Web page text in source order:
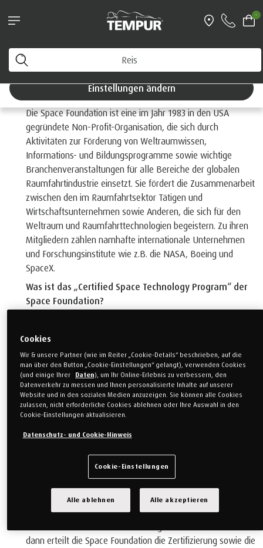
-
Topper-Aktion: 25 % auf Topper!
Sie sehen die Website von Schweiz in Deutsch. Sie
können Ihre Einstellungen jederzeit ändern.
Einstellungen ändern
Was ist die Space Foundation?
Die Space Foundation ist eine im Jahr 1983 in den USA
gegründete Non-Profit-Organisation, die sich durch
Aktivitäten zur Förderung von Weltraumwissen,
Informations- und Bildungsprogramme sowie wichtige
Branchenveranstaltungen für alle Bereiche der globalen
Raumfahrtindustrie einsetzt. Sie fördert die Zusammenarbeit
zwischen den im Raumfahrtsektor Tätigen und
Wirtschaftsunternehmen sowie Anderen, die sich für den
Weltraum und Raumfahrttechnologien begeistern. Zu ihren
Mitgliedern zählen namhafte internationale Unternehmen
und Forschungsinstitute wie z.B. die NASA, Boeing und
SpaceX.
Was ist das „Certified Space Technology Program“ der
Space Foundation?
Foundation handelt es sich um ein Zertifizierungsprogramm
Weltraumtechnologien im täglichen Leben hervorzuheben.
Dies geschieht durch die Anerkennung von Produkten und
Dienstleistungen, die ursprünglich für den Weltraum
erfundene oder verwendete Technologien für ganz normale
alltägliche Zwecke nutzen oder weiterentwickelt haben. .
Worauf beruht die Zertifizierung?
Um im Rahmen des Programms zertifiziert zu werden,
müssen Unternehmen ein strenges Antragsverfahren
Technologien, Produkte oder Dienstleistungen die geforderte
Voraussetzung erfüllen, dass sie aus der Raumfahrt
dann erteilt die Space Foundation die Zertifizierung sowie die
Cookies
Wir & unsere Partner (wie im Reiter „Cookie-Details“ beschrieben, auf die
man über den Button „Cookie-Einstellungen“ gelangt), verwenden Cookies
(und einige Ihrer
Daten), um Ihr Online-Erlebnis zu verbessern, den
Datenverkehr zu messen und Ihnen personalisierte Inhalte auf unserer
Website und in den sozialen Medien anzuzeigen. Sie können alle Cookies
zulassen, nicht erforderliche Cookies ablehnen oder Ihre Auswahl in den
Cookie-Einstellungen aktualisieren.
Datenschutz- und Cookie-Hinweis
Cookie-Einstellungen
Alle ablehnen Alle akzeptieren